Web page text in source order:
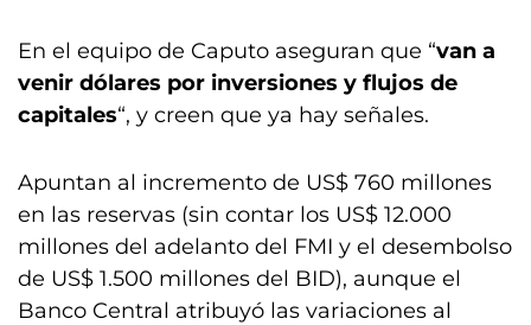
En el equipo de Caputo aseguran que “van a
venir dólares por inversiones y flujos de
capitales“, y creen que ya hay señales.
Apuntan al incremento de US$ 760 millones
en las reservas (sin contar los US$ 12.000
millones del adelanto del FMI y el desembolso
de US$ 1.500 millones del BID), aunque el
Banco Central atribuyó las variaciones al